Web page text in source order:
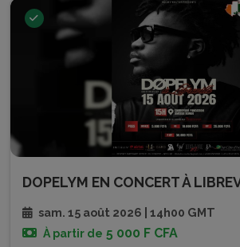
DOPELYM EN CONCERT À
sam. 15 août 2026 | 14h00 GMT
À partir de 5 000 F CFA